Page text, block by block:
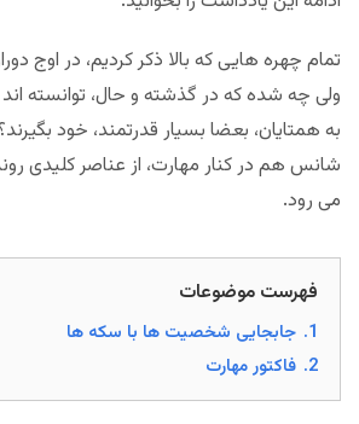
تمام چهره هایی که بالا ذکر کردیم، در اوج
ولی چه شده که در گذشته و حال، توانسته
به همتایان، بعضا بسیار قدرتمند، خود
شانس هم در کنار مهارت، از عناصر کلیدی
می رود.
فهرست موضوعات
1. جابجایی شخصیت ها با سکه ها
2. فاکتور مهارت